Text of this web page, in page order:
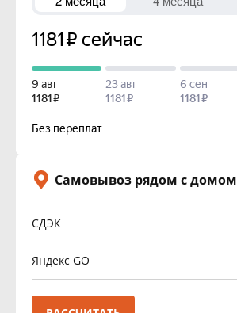
Самовывоз рядом с домом
СДЭК
Яндекс GO